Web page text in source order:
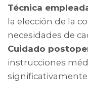
Técnica
la elección de la
necesidades de
Cuidado
instrucciones